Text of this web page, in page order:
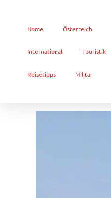
Home Österreich
International Touristik
Reisetipps Militär